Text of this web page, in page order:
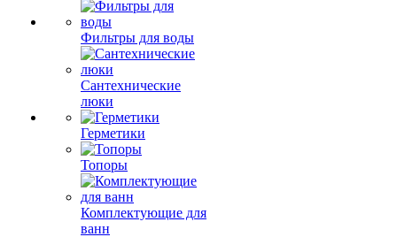
Фильтры для воды
Сантехнические
люки
Герметики
Топоры
Комплектующие для
ванн